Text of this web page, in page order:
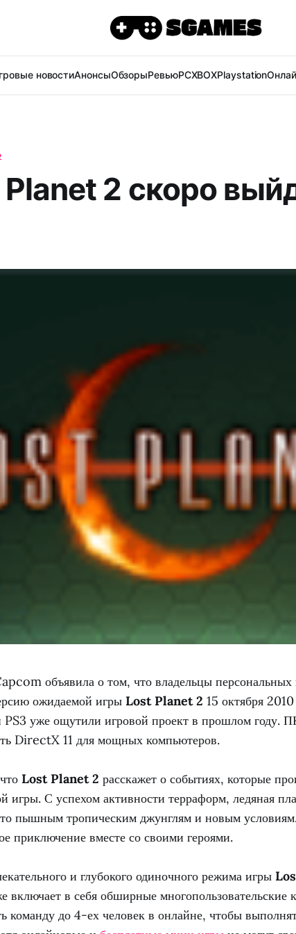
новостиАнонсыОбзорыРевьюPCXBOXPlaystation
2 скоро
объявила о том, что владельцы персональных
ожидаемой игры Lost Planet 2 15 октября
уже ощутили игровой проект в прошлом году.
DirectX 11 для мощных компьютеров.
Lost Planet 2 расскажет о событиях, которые
игры. С успехом активности терраформ, ледяная
пышным тропическим джунглям и новым
приключение вместе со своими героями.
и глубокого одиночного режима игры
включает в себя обширные
команду до 4-ех человек в онлайне, чтобы